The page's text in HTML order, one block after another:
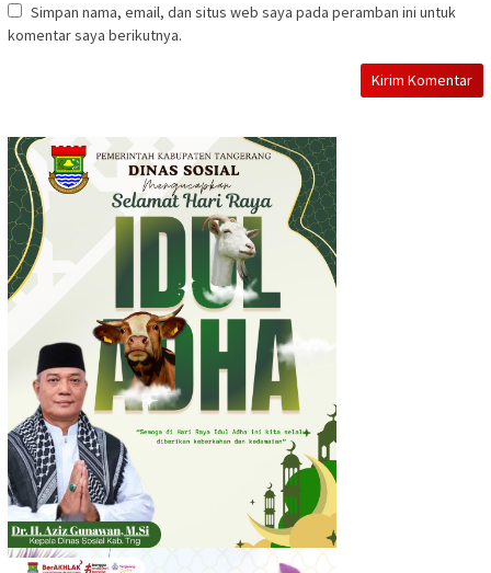
Simpan nama, email, dan situs web saya pada peramban ini untuk
komentar saya berikutnya.